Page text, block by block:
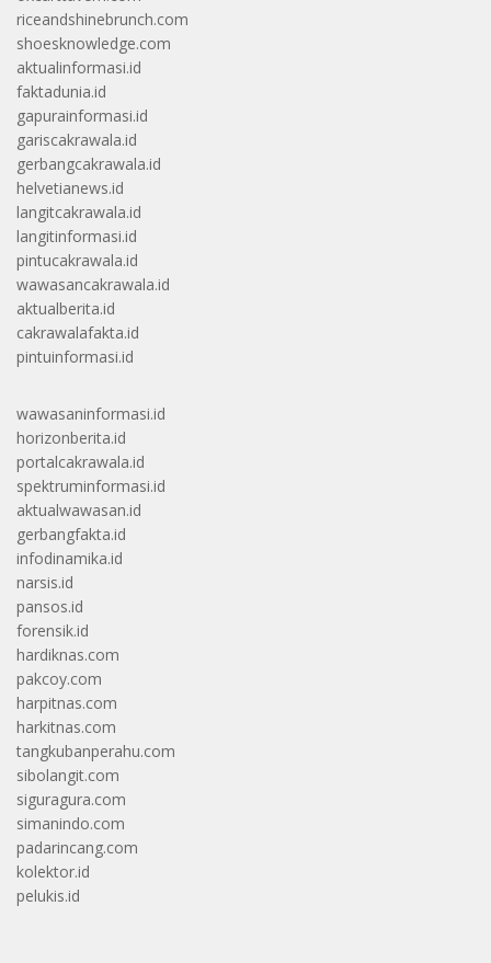
riceandshinebrunch.com
shoesknowledge.com
aktualinformasi.id
faktadunia.id
gapurainformasi.id
gariscakrawala.id
gerbangcakrawala.id
helvetianews.id
langitcakrawala.id
langitinformasi.id
pintucakrawala.id
wawasancakrawala.id
aktualberita.id
cakrawalafakta.id
pintuinformasi.id
wawasaninformasi.id
horizonberita.id
portalcakrawala.id
spektruminformasi.id
aktualwawasan.id
gerbangfakta.id
infodinamika.id
narsis.id
pansos.id
forensik.id
hardiknas.com
pakcoy.com
harpitnas.com
harkitnas.com
tangkubanperahu.com
sibolangit.com
siguragura.com
simanindo.com
padarincang.com
kolektor.id
pelukis.id